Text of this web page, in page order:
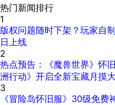
热门新闻排行
1
版权问题随时下架？玩家自
日上线
2
热点预告：《魔兽世界》怀
洲行动》开启全新宝藏月摸大
3
《冒险岛怀旧服》30级免费